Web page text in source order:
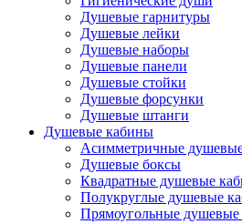
Душевые гарнитуры
Душевые лейки
Душевые наборы
Душевые панели
Душевые стойки
Душевые форсунки
Душевые штанги
Душевые кабины
Асимметричные
Душевые боксы
Квадратные душевые
Полукруглые душевые
Прямоугольные